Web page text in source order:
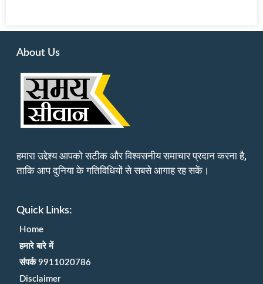
About Us
हमारा उद्देश्य आपको सटीक और विश्वसनीय समाचार प्रदान करना है,
ताकि आप दुनिया के गतिविधियों से सबसे आगाह रह सकें।
Quick Links:
Home
हमारे बारे में
संपर्क 9911020786
Disclaimer